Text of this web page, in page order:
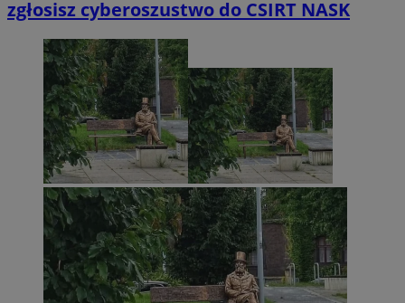
zgłosisz cyberoszustwo do CSIRT NASK